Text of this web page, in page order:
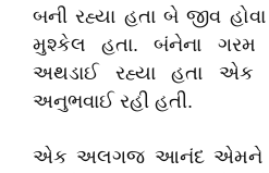
બની રહ્યા હતા બે જીવ
મુશ્કેલ હતા. બંનેના ગરમ
અથડાઈ રહ્યા હતા એક
અનુભવાઈ રહી હતી.
એક અલગજ આનંદ એમને